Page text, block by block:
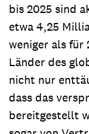
bis 2025 sind
etwa 4,25
weniger als für
Länder des
nicht nur
dass das
bereitgestellt